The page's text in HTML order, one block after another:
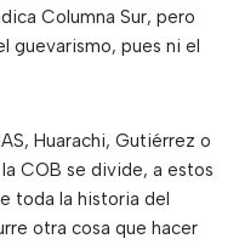
Columna Sur, pero
guevarismo, pues ni el
Huarachi, Gutiérrez o
COB se divide, a estos
toda la historia del
otra cosa que hacer